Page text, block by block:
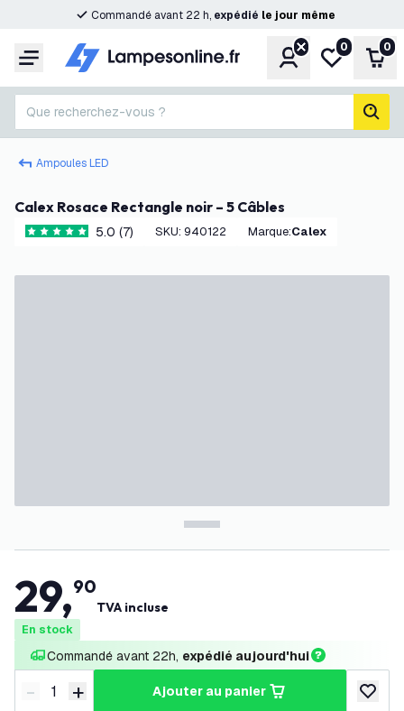
Commandé avant 22 h, expédié le jour même
Menu CompteMa liste de
0 0
Que recherchez-vous ?
Ampoules LED
Calex Rosace Rectangle noir – 5 Câbles
5 étoiles de notation
5.0 (7) SKU: 940122 Marque: Calex
29,90
TVA incluse
En stock
Commandé avant 22h, expédié aujourd'hui
Diminuer la quantité
- Augmenter la quantité
+ ajouter au panier